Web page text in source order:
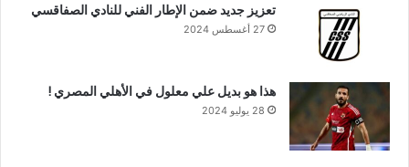
تعزيز جديد ضمن الإطار الفني للنادي الصفاقسي
27 أغسطس 2024
هذا هو بديل علي معلول في الأهلي المصري !
28 يوليو 2024